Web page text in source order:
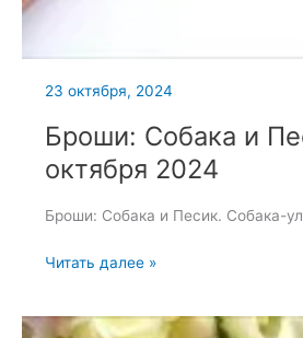
23 октября, 2024
Броши: Собака и
октября 2024
Броши: Собака и Песик. Собака-
Броши:
Песик
Читать далее »